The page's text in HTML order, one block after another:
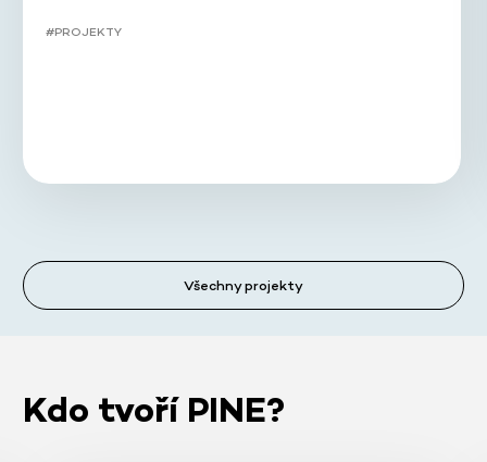
#PROJEKTY
Všechny projekty
Kdo tvoří PINE?